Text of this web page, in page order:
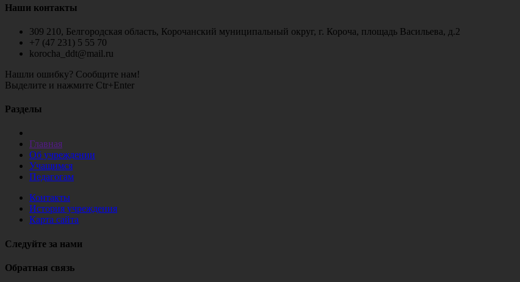
Наши контакты
309 210, Белгородская область, Корочанский муниципальный округ, г. Короча, площадь Васильева, д.2
+7 (47 231) 5 55 70
korocha_ddt@mail.ru
Нашли ошибку? Сообщите нам!
Выделите и нажмите Ctr+Enter
Разделы
Главная
Об учреждении
Учащимся
Педагогам
Контакты
История учреждения
Карта сайта
Следуйте за нами
Обратная связь